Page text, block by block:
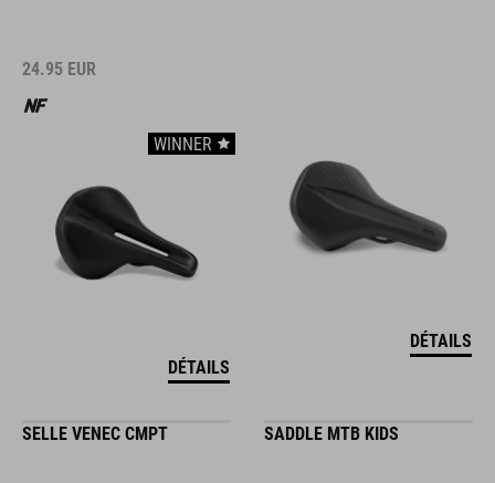
24.95 EUR
WINNER
DÉTAILS
DÉTAILS
SELLE VENEC CMPT SADDLE MTB KIDS